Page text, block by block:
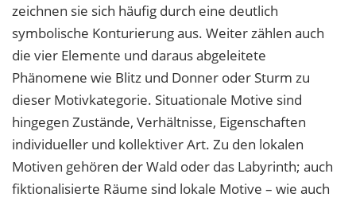
zeichnen sie sich häufig durch eine deutlich
symbolische Konturierung aus. Weiter zählen auch
die vier Elemente und daraus abgeleitete
Phänomene wie Blitz und Donner oder Sturm zu
dieser Motivkategorie. Situationale Motive sind
hingegen Zustände, Verhältnisse, Eigenschaften
individueller und kollektiver Art. Zu den lokalen
Motiven gehören der Wald oder das Labyrinth; auch
fiktionalisierte Räume sind lokale Motive – wie auch